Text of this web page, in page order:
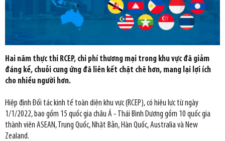
Hai năm thực thi RCEP, chi phí thương mại trong khu vực đã giảm
đáng kể, chuỗi cung ứng đã liên kết chặt chẽ hơn, mang lại lợi ích
cho nhiều người hơn.
Hiệp định Đối tác kinh tế toàn diện khu vực (RCEP), có hiệu lực từ ngày
1/1/2022, bao gồm 15 quốc gia châu Á - Thái Bình Dương gồm 10 quốc gia
thành viên ASEAN, Trung Quốc, Nhật Bản, Hàn Quốc, Australia và New
Zealand.